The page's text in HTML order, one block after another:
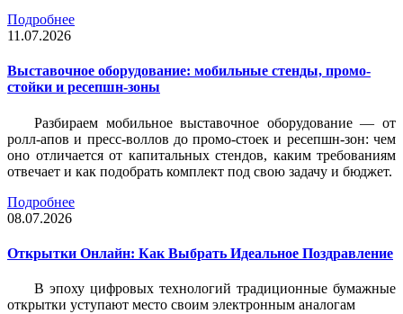
Подробнее
11.07.2026
Выставочное оборудование: мобильные стенды, промо-
стойки и ресепшн-зоны
Разбираем мобильное выставочное оборудование — от
ролл-апов и пресс-воллов до промо-стоек и ресепшн-зон: чем
оно отличается от капитальных стендов, каким требованиям
отвечает и как подобрать комплект под свою задачу и бюджет.
Подробнее
08.07.2026
Открытки Онлайн: Как Выбрать Идеальное Поздравление
В эпоху цифровых технологий традиционные бумажные
открытки уступают место своим электронным аналогам